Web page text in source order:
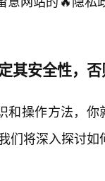
其安全性，
和操作方法，
们将深入探讨